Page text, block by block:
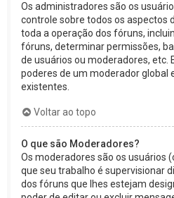
Os administradores são os
controle sobre todos os aspectos
toda a operação dos fóruns,
fóruns, determinar permissões,
de usuários ou moderadores, etc.
poderes de um moderador global
existentes.
Voltar ao topo
O que são Moderadores?
Os moderadores são os usuários
que seu trabalho é supervisionar
dos fóruns que lhes estejam